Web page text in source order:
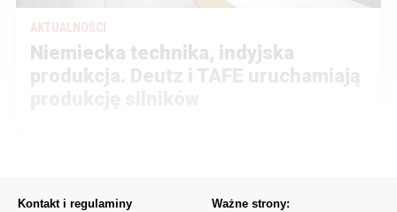
AKTUALNOŚCI
Niemiecka technika, indyjska
produkcja. Deutz i TAFE uruchamiają
Kontakt i regulaminy
Ważne strony: